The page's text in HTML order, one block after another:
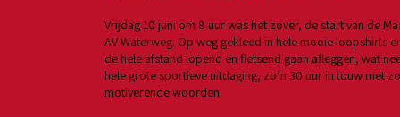
Vrijdag 10 juni om 8 uur was het zover, de start van de
AV Waterweg. Op weg gekleed in hele mooie loopshirts
de hele afstand lopend en fietsend gaan afleggen, wat
hele grote sportieve uitdaging, zo’n 30 uur in touw met
motiverende woorden.